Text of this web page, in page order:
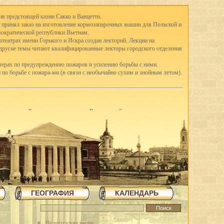
предстоящей казни Сакко и Ванцетти.
заказ на изготовление кормозапарочных машин для Польской и
республики Вьетнам.
имени Горького и Искра создан лекторий. Лекции на
темы читают квалифицированные лекторы городского отделения
по предупреждению пожаров и усилению борьбы с ними.
борьбе с пожара-ми (в связи с необычайно сухим и знойным летом).
Двина отданы в ведение Вологодской архиепископии
и кустарно-промышленной выставке в Ярославле.
классы школ I ступени присоединены к школам II ступени, открылись
в Вологде насчитывались 41 школа I ступени, 3 семилетки и 12
в Англию четыре вагона сливочного масла.
горняков Англии среди трудящихся города.
молочную корову.
насечку слесарных пил. До этого пилы для насечки
экспедиция для дальнейших исследований стоянок
области методом народной стройки в короткий срок
ГЕОГРАФИЯ КАЛЕНДАРЬ